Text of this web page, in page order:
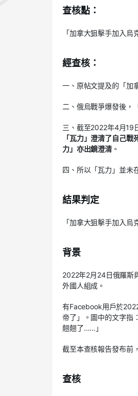
查核點：
「加拿大狙擊手加入
經查核：
一、原帖文提及的「加
二、俄烏戰爭爆發後，
三、截至2022年4月19
「瓦力」澄清了自己戰
力」亦出鏡澄清。
四、所以「瓦力」並未
結果判定
「加拿大狙擊手加入
背景
2022年2月24日俄羅斯
外國人組成。
有Facebook用戶於
帝了」。圖中的文字指
翹翹了……」
截至本查核報告發布前
查核